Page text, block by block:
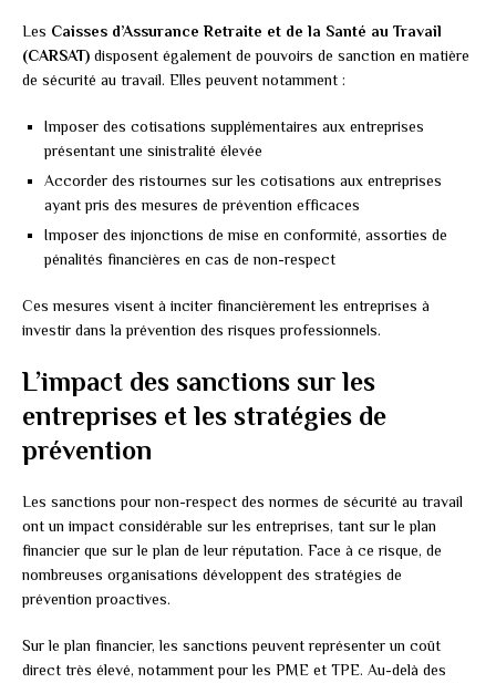
Les Caisses d’Assurance Retraite et de la Santé au Travail
(CARSAT) disposent également de pouvoirs de sanction en matière
de sécurité au travail. Elles peuvent notamment :
Imposer des cotisations supplémentaires aux entreprises
présentant une sinistralité élevée
Accorder des ristournes sur les cotisations aux entreprises
ayant pris des mesures de prévention efficaces
Imposer des injonctions de mise en conformité, assorties de
pénalités financières en cas de non-respect
Ces mesures visent à inciter financièrement les entreprises à
investir dans la prévention des risques professionnels.
L’impact des sanctions sur les
entreprises et les stratégies de
prévention
Les sanctions pour non-respect des normes de sécurité au travail
ont un impact considérable sur les entreprises, tant sur le plan
financier que sur le plan de leur réputation. Face à ce risque, de
nombreuses organisations développent des stratégies de
prévention proactives.
Sur le plan financier, les sanctions peuvent représenter un coût
direct très élevé, notamment pour les PME et TPE. Au-delà des